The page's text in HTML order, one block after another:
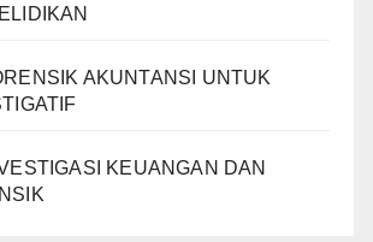
AKUNTANSI UNTUK
KEUANGAN DAN